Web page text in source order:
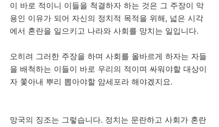
이 바로 적이니 이들을 척결하자 하는 것은 그 주장이 악
용인 이유가 되어 자신의 정치적 목적을 위해, 넓은 시각
에서 혼란을 일으키고 나라와 사회를 망치는 일입니다.
오히려 그러한 주장을 하며 사회를 올바르게 하자는 자들
을 배척하는 이들이 바로 우리의 적이며 싸워야할 대상이
자 쫓아내 뿌리 뽑아야할 암세포라 해야겠지요.
망국의 징조는 그렇습니다. 정치는 문란하고 사회가 혼란